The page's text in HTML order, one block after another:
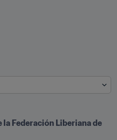
la Federación Liberiana de